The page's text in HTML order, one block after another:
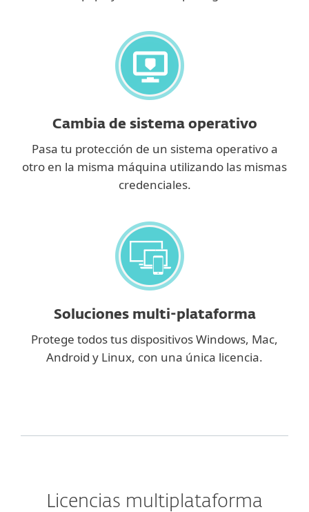
Cambia de sistema operativo
Pasa tu protección de un sistema operativo a
otro en la misma máquina utilizando las mismas
credenciales.
Soluciones multi-plataforma
Protege todos tus dispositivos Windows, Mac,
Android y Linux, con una única licencia.
Licencias multiplataforma